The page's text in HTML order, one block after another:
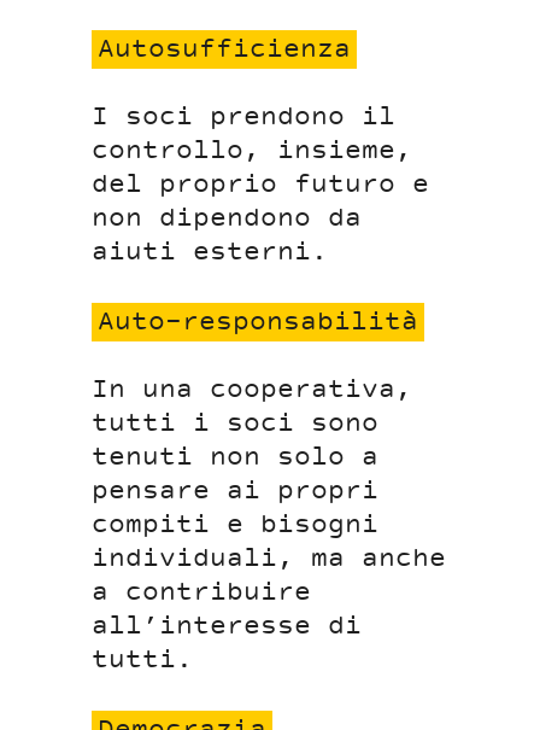
Autosufficienza
I soci prendono il
controllo, insieme,
del proprio futuro e
non dipendono da
aiuti esterni.
Auto-responsabilità
In una cooperativa,
tutti i soci sono
tenuti non solo a
pensare ai propri
compiti e bisogni
individuali, ma anche
a contribuire
all’interesse di
tutti.